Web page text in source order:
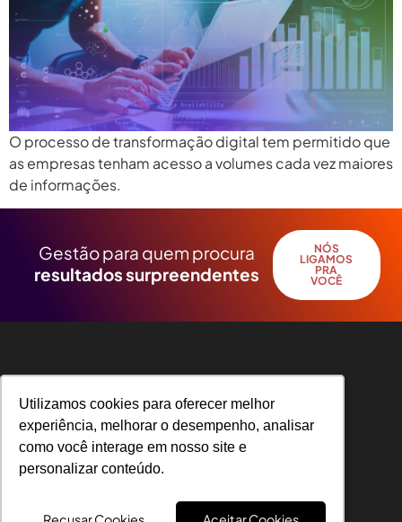
Utilizamos cookies para oferecer melhor
experiência, melhorar o desempenho, analisar
como você interage em nosso site e
personalizar conteúdo.
Utilizamos cookies para oferecer melhor
experiência, melhorar o desempenho, analisar
como você interage em nosso site e
personalizar conteúdo.
O processo de transformação digital tem permitido que
as empresas tenham acesso a volumes cada vez maiores
de informações.
Gestão para quem procura
resultados surpreendentes
NÓS
LIGAMOS
PRA
VOCÊ
R. Angelo Michelin, 31 – Universitário, Caxias